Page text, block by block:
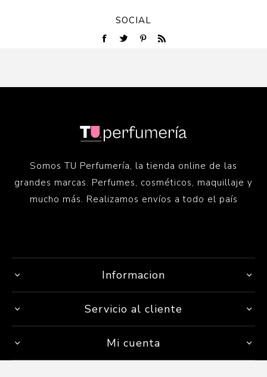
SOCIAL
Somos TU Perfumería, la tienda online de las
grandes marcas. Perfumes, cosméticos, maquillaje y
mucho más. Realizamos envíos a todo el país
Informacion
Servicio al cliente
Mi cuenta